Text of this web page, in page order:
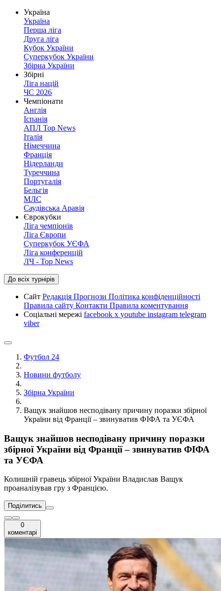
Україна
Україна
Перша ліга
Друга ліга
Кубок України
Суперкубок України
Збірна України
Збірні
Ліга націй
ЧС 2026
Чемпіонати
Англія
Іспанія
АПЛ Top News
Італія
Німеччина
Франція
Нідерланди
Туреччина
Португалія
Бельгія
МЛС
Саудівська Аравія
Єврокубки
Ліга чемпіонів
Ліга Європи
Суперкубок УЄФА
Ліга конференцій
ЛЧ - Top News
До всіх турнірів
Сайт Редакція Прогнози Політика конфіденційності
Правила сайту Контакти Правила коментування
Соціальні мережі facebook x youtube instagram telegram
viber
Футбол 24
Новини футболу
Збірна України
Ващук знайшов несподівану причину поразки збірної
України від Франції – звинуватив ФІФА та УЄФА
Ващук знайшов несподівану причину поразки
збірної України від Франції – звинуватив ФІФА
та УЄФА
Колишній гравець збірної України Владислав Ващук
проаналізував гру з Францією.
Поділитись
0
коментарі